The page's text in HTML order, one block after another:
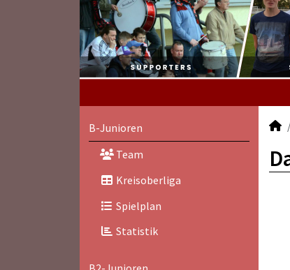
B-Junioren
Team
Kreisoberliga
Spielplan
Statistik